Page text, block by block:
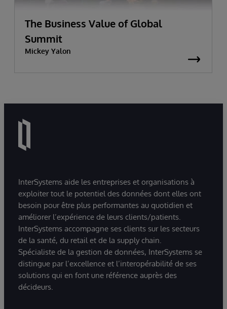
The Business Value of Global
Summit
Mickey Yalon
InterSystems aide les entreprises et organisations à
exploiter tout le potentiel des données dont elles ont
besoin pour être plus performantes au quotidien et
améliorer l’expérience de leurs clients/patients.
InterSystems accompagne ses clients sur les secteurs
de la santé, du retail et de la supply chain.
Spécialiste de la gestion de données, InterSystems se
distingue par l’excellence et l’interopérabilité de ses
solutions qui en font une référence auprès des
décideurs.